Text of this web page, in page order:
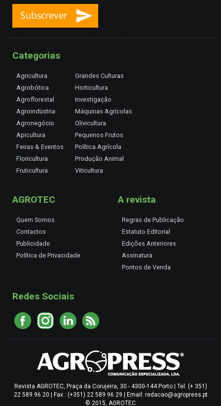
Categorias
Agricultura
Agrobótica
Agroflorestal
Agroindústria
Agronegócio
Apicultura
Feiras & Eventos
Floricultura
Fruticultura
Grandes Culturas
Horticultura
Investigação
Máquinas Agrícolas
Olivicultura
Pequenos Frutos
Política Agrícola
Produção Animal
Viticultura
AGROTEC
Quem Somos
Contactos
Publicidade
Política de Privacidade
A revista
Regras de Publicação
Estatuto Editorial
Edições Anteriores
Assinatura
Pontos de Venda
Redes Sociais
Revista AGROTEC, Praça da Corujeira, 30 - 4300-144 Porto | Tel: (+ 351)
22 589 96 20 | Fax : (+351) 22 589 96 29 | Email: redacao@agropress.pt
© 2015, AGROTEC